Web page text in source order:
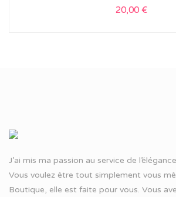
20,00 €
J’ai mis ma passion au service de
Vous voulez être tout simplement vous
Boutique, elle est faite pour vous. Vous